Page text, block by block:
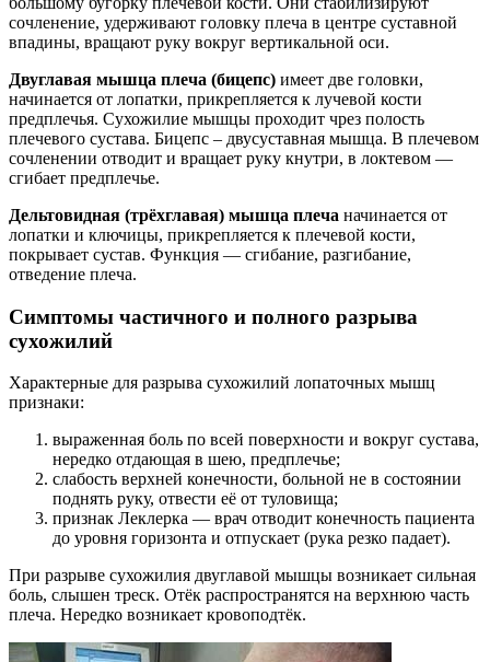
сочленение, удерживают головку плеча в центре суставной
впадины, вращают руку вокруг вертикальной оси.
Двуглавая мышца плеча (бицепс) имеет две головки,
начинается от лопатки, прикрепляется к лучевой кости
предплечья. Сухожилие мышцы проходит чрез полость
плечевого сустава. Бицепс – двусуставная мышца. В плечевом
сочленении отводит и вращает руку кнутри, в локтевом —
сгибает предплечье.
Дельтовидная (трёхглавая) мышца плеча начинается от
лопатки и ключицы, прикрепляется к плечевой кости,
покрывает сустав. Функция — сгибание, разгибание,
отведение плеча.
Симптомы частичного и полного разрыва
сухожилий
Характерные для разрыва сухожилий лопаточных мышц
признаки:
выраженная боль по всей поверхности и вокруг сустава,
нередко отдающая в шею, предплечье;
слабость верхней конечности, больной не в состоянии
поднять руку, отвести её от туловища;
признак Леклерка — врач отводит конечность пациента
до уровня горизонта и отпускает (рука резко падает).
При разрыве сухожилия двуглавой мышцы возникает сильная
боль, слышен треск. Отёк распространятся на верхнюю часть
плеча. Нередко возникает кровоподтёк.